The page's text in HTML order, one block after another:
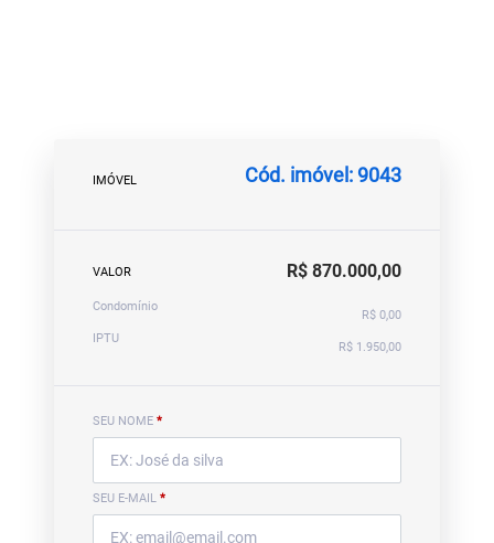
IMÓVEL Cód. imóvel: 9043
VALOR R$ 870.000,00
Condomínio
R$ 0,00
IPTU
R$ 1.950,00
SEU NOME *
SEU E-MAIL *